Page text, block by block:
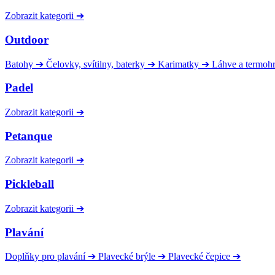
Zobrazit kategorii ➔
Outdoor
Batohy ➔ Čelovky, svítilny, baterky ➔ Karimatky ➔ Láhve a
Padel
Zobrazit kategorii ➔
Petanque
Zobrazit kategorii ➔
Pickleball
Zobrazit kategorii ➔
Plavání
Doplňky pro plavání ➔ Plavecké brýle ➔ Plavecké čepice ➔